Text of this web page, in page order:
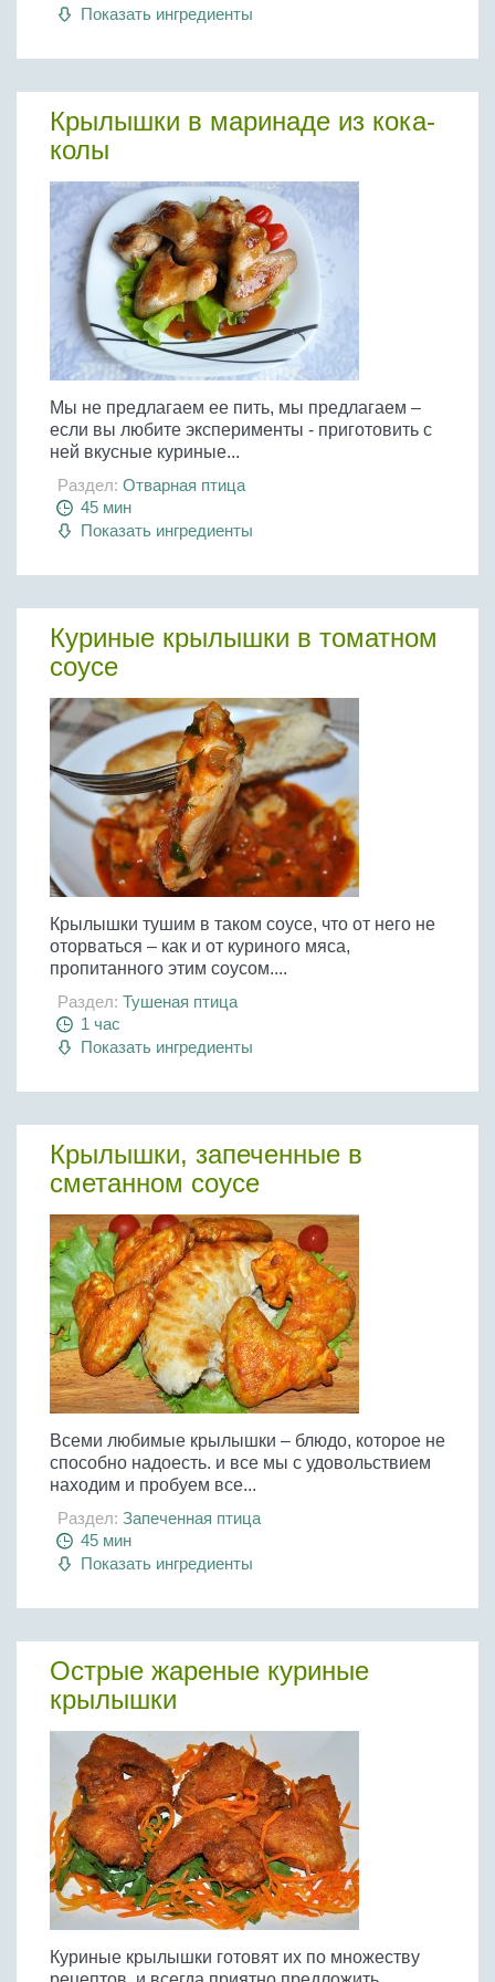
Бобовые
Показать ингредиенты
Крылышки в маринаде из кока-
колы
Мы не предлагаем ее пить, мы предлагаем –
если вы любите эксперименты - приготовить с
ней вкусные куриные...
Раздел: Отварная птица
45 мин
Показать ингредиенты
Куриные крылышки в томатном
соусе
Крылышки тушим в таком соусе, что от него не
оторваться – как и от куриного мяса,
пропитанного этим соусом....
Раздел: Тушеная птица
1 час
Показать ингредиенты
Крылышки, запеченные в
сметанном соусе
Всеми любимые крылышки – блюдо, которое не
способно надоесть. и все мы с удовольствием
находим и пробуем все...
Раздел: Запеченная птица
45 мин
Показать ингредиенты
Острые жареные куриные
крылышки
Куриные крылышки готовят их по множеству